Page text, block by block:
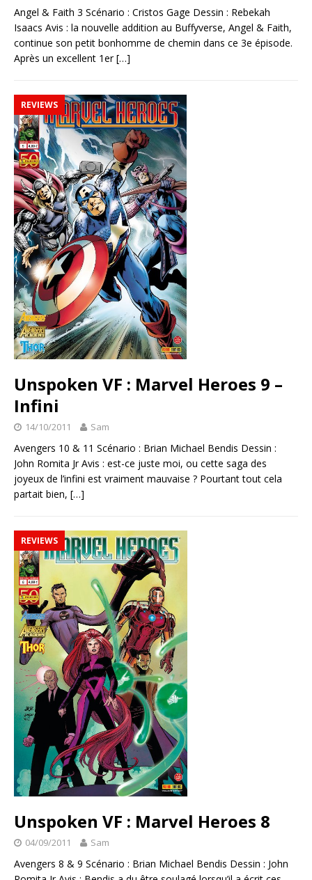
Angel & Faith 3 Scénario : Cristos Gage Dessin : Rebekah
Isaacs Avis : la nouvelle addition au Buffyverse, Angel & Faith,
continue son petit bonhomme de chemin dans ce 3e épisode.
Après un excellent 1er[…]
REVIEWS
Unspoken VF : Marvel Heroes 9 –
Infini
14/10/2011 Sam
Avengers 10 & 11 Scénario : Brian Michael Bendis Dessin :
John Romita Jr Avis : est-ce juste moi, ou cette saga des
joyeux de l’infini est vraiment mauvaise ? Pourtant tout cela
partait bien, […]
REVIEWS
Unspoken VF : Marvel Heroes 8
04/09/2011 Sam
Avengers 8 & 9 Scénario : Brian Michael Bendis Dessin : John